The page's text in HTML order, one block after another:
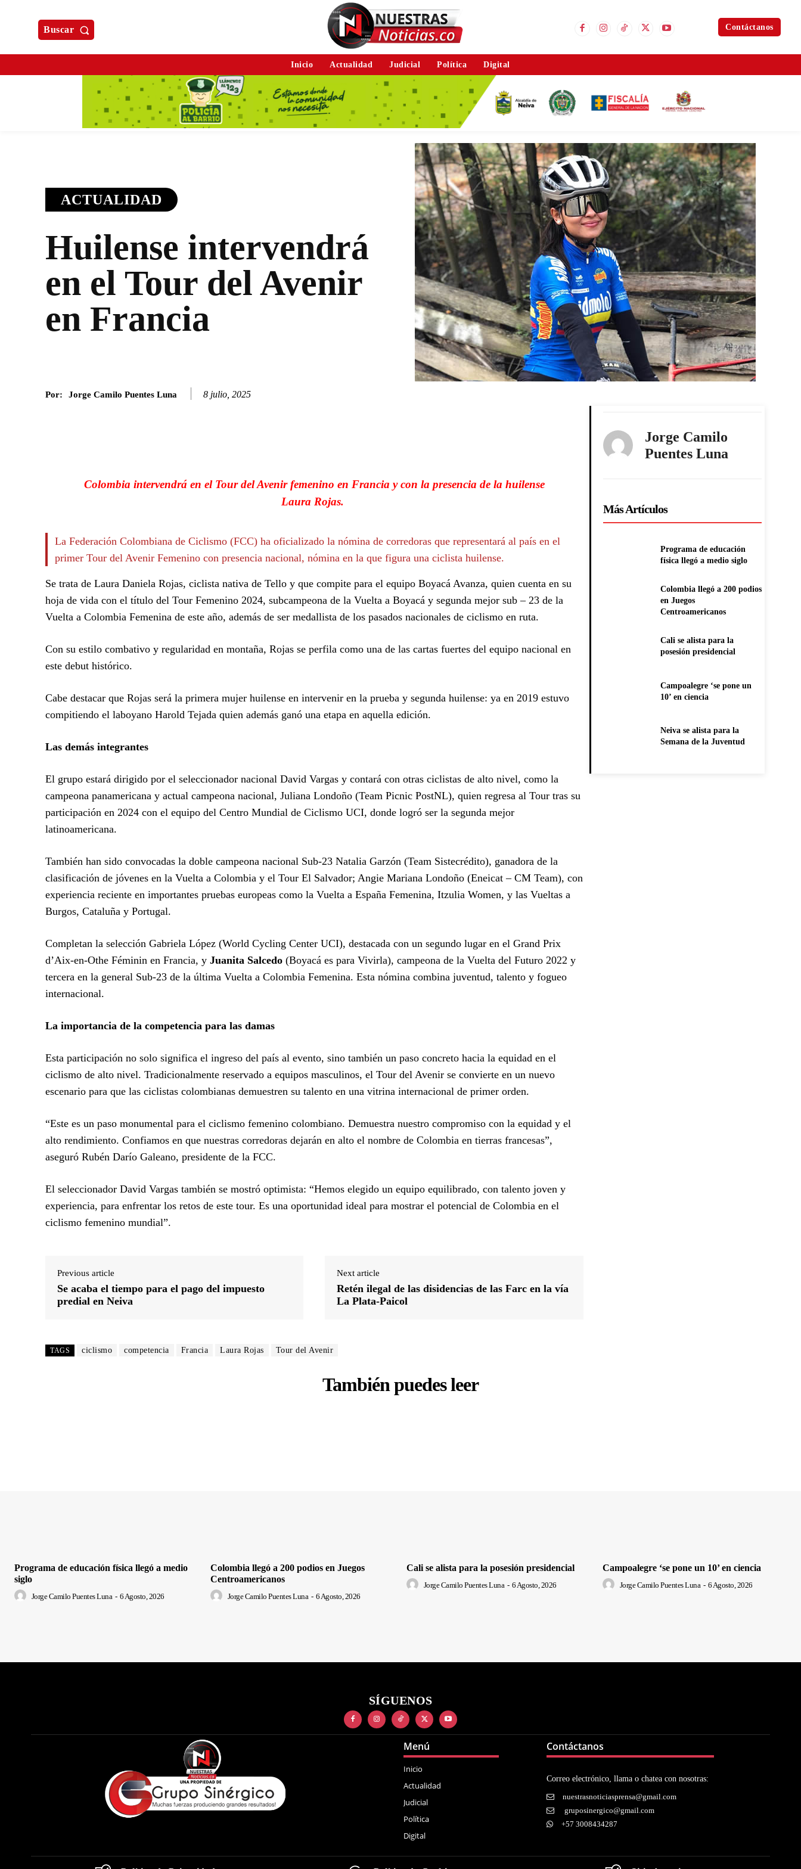
Buscar Contáctanos
Inicio Actualidad Judicial Política Digital
ACTUALIDAD
Huilense intervendrá
en el Tour del Avenir
en Francia
Por: Jorge Camilo Puentes Luna 8 julio, 2025
Colombia intervendrá en el Tour del Avenir femenino en Francia y con la presencia de la huilense
Laura Rojas.
La Federación Colombiana de Ciclismo (FCC) ha oficializado la nómina de corredoras que representará al país en el
primer Tour del Avenir Femenino con presencia nacional, nómina en la que figura una ciclista huilense.
Se trata de Laura Daniela Rojas, ciclista nativa de Tello y que compite para el equipo Boyacá Avanza, quien cuenta en su
hoja de vida con el título del Tour Femenino 2024, subcampeona de la Vuelta a Boyacá y segunda mejor sub – 23 de la
Vuelta a Colombia Femenina de este año, además de ser medallista de los pasados nacionales de ciclismo en ruta.
Con su estilo combativo y regularidad en montaña, Rojas se perfila como una de las cartas fuertes del equipo nacional en
este debut histórico.
Cabe destacar que Rojas será la primera mujer huilense en intervenir en la prueba y segunda huilense: ya en 2019 estuvo
compitiendo el laboyano Harold Tejada quien además ganó una etapa en aquella edición.
Las demás integrantes
El grupo estará dirigido por el seleccionador nacional David Vargas y contará con otras ciclistas de alto nivel, como la
campeona panamericana y actual campeona nacional, Juliana Londoño (Team Picnic PostNL), quien regresa al Tour tras su
participación en 2024 con el equipo del Centro Mundial de Ciclismo UCI, donde logró ser la segunda mejor
latinoamericana.
También han sido convocadas la doble campeona nacional Sub-23 Natalia Garzón (Team Sistecrédito), ganadora de la
clasificación de jóvenes en la Vuelta a Colombia y el Tour El Salvador; Angie Mariana Londoño (Eneicat – CM Team), con
experiencia reciente en importantes pruebas europeas como la Vuelta a España Femenina, Itzulia Women, y las Vueltas a
Burgos, Cataluña y Portugal.
Completan la selección Gabriela López (World Cycling Center UCI), destacada con un segundo lugar en el Grand Prix
d’Aix-en-Othe Féminin en Francia, y Juanita Salcedo (Boyacá es para Vivirla), campeona de la Vuelta del Futuro 2022 y
tercera en la general Sub-23 de la última Vuelta a Colombia Femenina. Esta nómina combina juventud, talento y fogueo
internacional.
La importancia de la competencia para las damas
Esta participación no solo significa el ingreso del país al evento, sino también un paso concreto hacia la equidad en el
ciclismo de alto nivel. Tradicionalmente reservado a equipos masculinos, el Tour del Avenir se convierte en un nuevo
escenario para que las ciclistas colombianas demuestren su talento en una vitrina internacional de primer orden.
“Este es un paso monumental para el ciclismo femenino colombiano. Demuestra nuestro compromiso con la equidad y el
alto rendimiento. Confiamos en que nuestras corredoras dejarán en alto el nombre de Colombia en tierras francesas”,
aseguró Rubén Darío Galeano, presidente de la FCC.
El seleccionador David Vargas también se mostró optimista: “Hemos elegido un equipo equilibrado, con talento joven y
experiencia, para enfrentar los retos de este tour. Es una oportunidad ideal para mostrar el potencial de Colombia en el
ciclismo femenino mundial”.
Previous article
Se acaba el tiempo para el pago del impuesto
predial en Neiva
Next article
Retén ilegal de las disidencias de las Farc en la vía
La Plata-Paicol
TAGS ciclismo competencia Francia Laura Rojas Tour del Avenir
Jorge Camilo
Puentes Luna
Más Artículos
Programa de educación
física llegó a medio siglo
Colombia llegó a 200 podios
en Juegos
Centroamericanos
Cali se alista para la
posesión presidencial
Campoalegre ‘se pone un
10’ en ciencia
Neiva se alista para la
Semana de la Juventud
También puedes leer
Programa de educación física llegó a medio
siglo
Jorge Camilo Puentes Luna - 6 Agosto, 2026
Colombia llegó a 200 podios en Juegos
Centroamericanos
Jorge Camilo Puentes Luna - 6 Agosto, 2026
Cali se alista para la posesión presidencial
Jorge Camilo Puentes Luna - 6 Agosto, 2026
Campoalegre ‘se pone un 10’ en ciencia
Jorge Camilo Puentes Luna - 6 Agosto, 2026
SÍGUENOS
Menú
Inicio
Actualidad
Judicial
Política
Digital
Contáctanos
Correo electrónico, llama o chatea con nosotras:
nuestrasnoticiasprensa@gmail.com
gruposinergico@gmail.com
+57 3008434287